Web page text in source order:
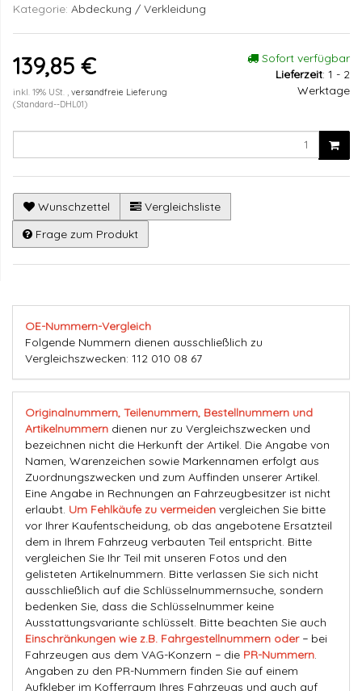
Kategorie: Abdeckung / Verkleidung
139,85 €
inkl. 19% USt. , versandfreie Lieferung
(Standard--DHL01)
Sofort verfügbar
Lieferzeit: 1 - 2
Werktage
Wunschzettel
Vergleichsliste
Frage zum Produkt
OE-Nummern-Vergleich
Folgende Nummern dienen ausschließlich zu
Vergleichszwecken: 112 010 08 67
Originalnummern, Teilenummern, Bestellnummern und
Artikelnummern dienen nur zu Vergleichszwecken und
bezeichnen nicht die Herkunft der Artikel. Die Angabe von
Namen, Warenzeichen sowie Markennamen erfolgt aus
Zuordnungszwecken und zum Auffinden unserer Artikel.
Eine Angabe in Rechnungen an Fahrzeugbesitzer ist nicht
erlaubt. Um Fehlkäufe zu vermeiden vergleichen Sie bitte
vor Ihrer Kaufentscheidung, ob das angebotene Ersatzteil
dem in Ihrem Fahrzeug verbauten Teil entspricht. Bitte
vergleichen Sie Ihr Teil mit unseren Fotos und den
gelisteten Artikelnummern. Bitte verlassen Sie sich nicht
ausschließlich auf die Schlüsselnummernsuche, sondern
bedenken Sie, dass die Schlüsselnummer keine
Ausstattungsvariante schlüsselt. Bitte beachten Sie auch
Einschränkungen wie z.B. Fahrgestellnummern oder− bei
Fahrzeugen aus dem VAG-Konzern − die PR-Nummern
Angaben zu den PR-Nummern finden Sie auf einem
Aufkleber im Kofferraum Ihres Fahrzeugs und auch auf